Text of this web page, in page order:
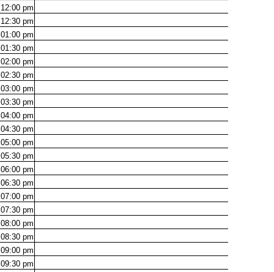
12:00 pm
12:30 pm
01:00 pm
01:30 pm
02:00 pm
02:30 pm
03:00 pm
03:30 pm
04:00 pm
04:30 pm
05:00 pm
05:30 pm
06:00 pm
06:30 pm
07:00 pm
07:30 pm
08:00 pm
08:30 pm
09:00 pm
09:30 pm